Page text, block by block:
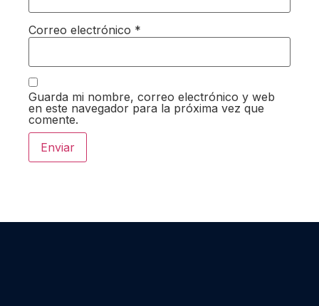
Correo electrónico *
Guarda mi nombre, correo electrónico y web
en este navegador para la próxima vez que
comente.